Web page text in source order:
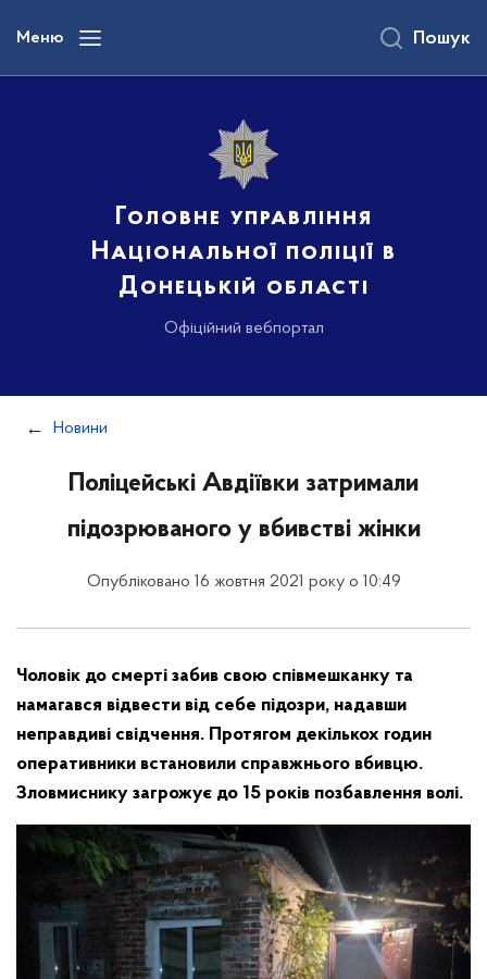
вмісту
Меню
Головне управління
Національної поліції в
Донецькій області
Офіційний вебпортал
Пошук
Новини
Поліцейські Авдіївки затримали
підозрюваного у вбивстві жінки
Опубліковано 16 жовтня 2021 року о 10:49
Чоловік до смерті забив свою співмешканку та
намагався відвести від себе підозри, надавши
неправдиві свідчення. Протягом декількох годин
оперативники встановили справжнього вбивцю.
Зловмиснику загрожує до 15 років позбавлення волі.